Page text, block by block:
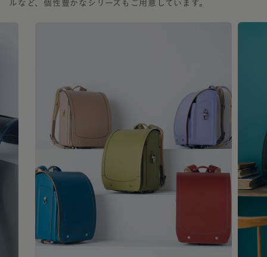
ルなど、個性豊かなシリーズもご用意しています。